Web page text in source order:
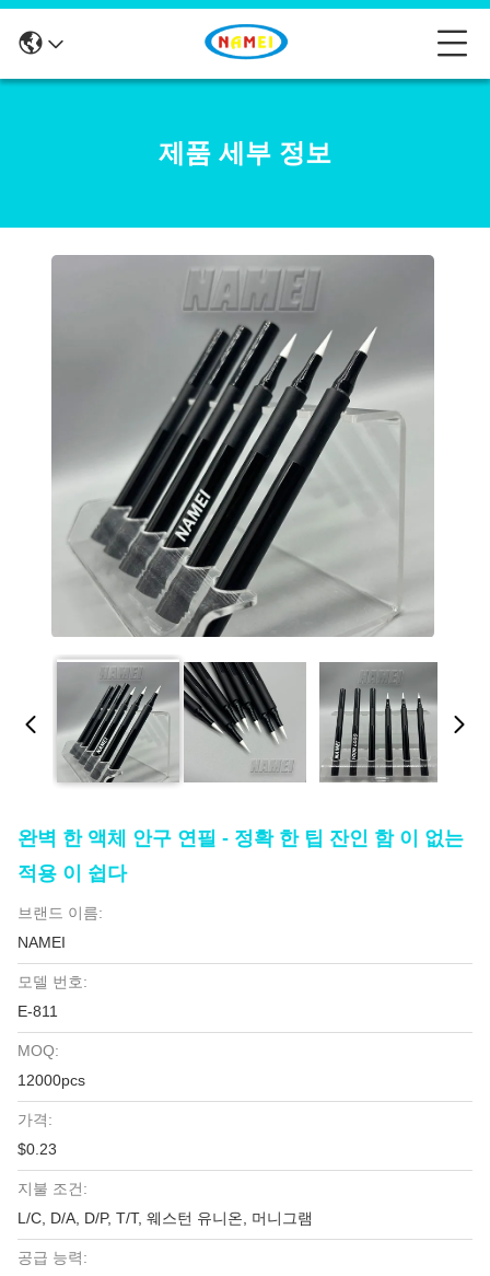
제품 세부 정보
완벽 한 액체 안구 연필 - 정확 한 팁 잔인 함 이 없는
적용 이 쉽다
브랜드 이름:
NAMEI
모델 번호:
E-811
MOQ:
12000pcs
가격:
$0.23
지불 조건:
L/C, D/A, D/P, T/T, 웨스턴 유니온, 머니그램
공급 능력: